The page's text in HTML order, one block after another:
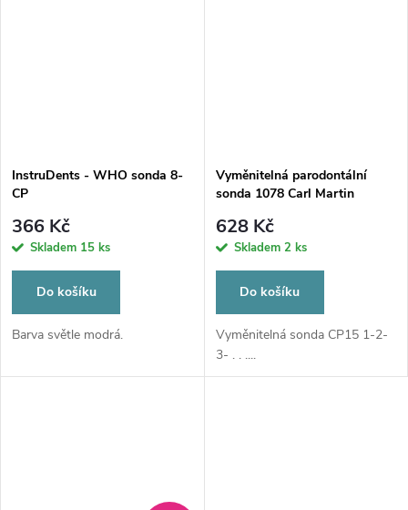
InstruDents - WHO sonda 8-
CP
366 Kč
Skladem 15 ks
Do košíku
Barva světle modrá.
Vyměnitelná parodontální
sonda 1078 Carl Martin
628 Kč
Skladem 2 ks
Do košíku
Vyměnitelná sonda CP15 1-2-
3- . . ....